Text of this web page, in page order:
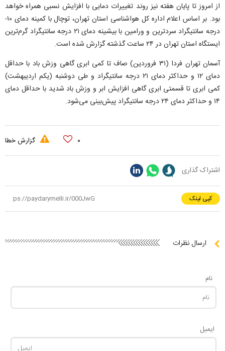
از امروز تا پایان هفته نیز روند تغییرات دمایی با افزایش نسبی همراه خواهد
بود. بر اساس اعلام اداره کل هواشناسی استان تهران، توچال با کمینه دمای ۱۰-
درجه سانتیگراد سردترین و ورامین با بیشینه دمای ۲۱ درجه سانتیگراد گرم‌ترین
ایستگاه استان تهران در ۲۴ ساعت گذشته گزارش شده است.
آسمان تهران فردا (۳۱ فروردین‌) صاف تا کمی ابری گاهی وزش باد با حداقل
دمای ۱۲ و حداکثر دمای ۲۱ درجه سانتیگراد و طی دوشنبه (یکم اردیبهشت‌)
کمی ابری تا قسمتی ابری گاهی افزایش ابر و وزش باد شدید با حداقل دمای
۱۴ و حداکثر دمای ۲۴ درجه سانتیگراد پیش‌بینی می‌شود.
۰ گزارش خطا
اشتراک گذاری
کپی لینک
ارسال نظرات
نام
ایمیل